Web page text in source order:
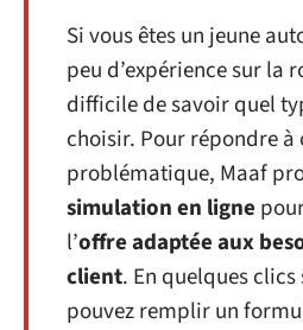
Si vous êtes un jeune
peu d’expérience sur la
difficile de savoir quel
choisir. Pour répondre à
problématique, Maaf
simulation en ligne
l’offre adaptée aux
client. En quelques
pouvez remplir un